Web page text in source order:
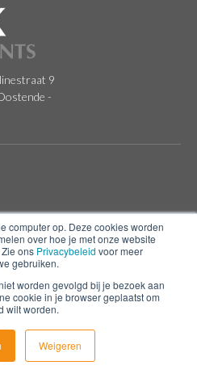
computer op. Deze cookies worden
over hoe je met onze website
ons Privacybeleid voor meer
gebruiken.
worden gevolgd bij je bezoek aan
cookie in je browser geplaatst om
wilt worden.
Weigeren
9
-